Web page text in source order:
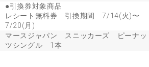
●引換券対象商品
レシート無料券 引換期間 7/14(火)〜
7/20(月)
マースジャパン スニッカーズ ピーナッ
ツシングル 1本